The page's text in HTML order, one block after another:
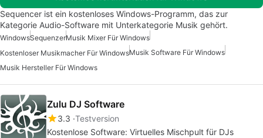
Sequencer ist ein kostenloses Windows-Programm, das zur
Kategorie Audio-Software mit Unterkategorie Musik gehört.
WindowsSequenzerMusik Mixer Für Windows
Kostenloser Musikmacher Für WindowsMusik Software Für Windows
Musik Hersteller Für Windows
Zulu DJ Software
3.3 Testversion
Kostenlose Software: Virtuelles Mischpult für DJs